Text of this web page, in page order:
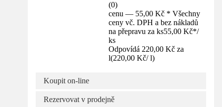
(0)
cenu — 55,00 Kč * Všechny
ceny vč. DPH a bez nákladů
na přepravu za ks55,00 Kč*/
ks
Odpovídá 220,00 Kč za
l(220,00 Kč/ l)
Koupit on-line
Rezervovat v prodejně